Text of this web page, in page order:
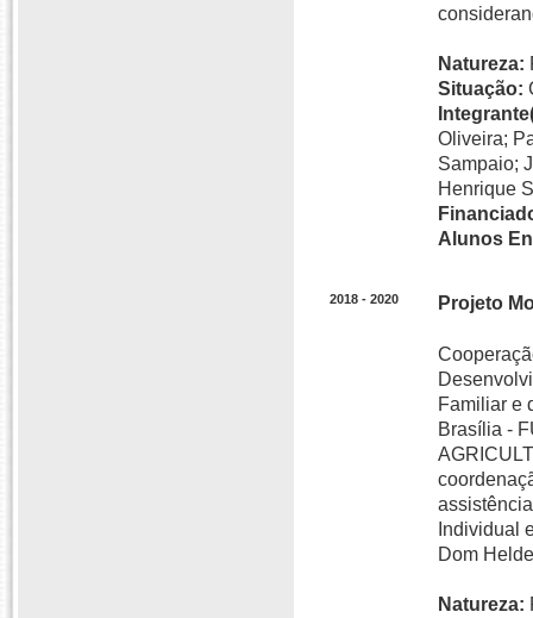
Natureza:
Situação:
Oliveira;
Sampaio;
Henrique
Alunos
2018 - 2020 Projeto
Familiar e
Brasília -
Individual
Dom
Natureza: